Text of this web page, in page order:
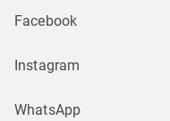
Facebook
Instagram
WhatsApp